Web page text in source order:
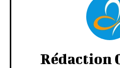
Rédaction